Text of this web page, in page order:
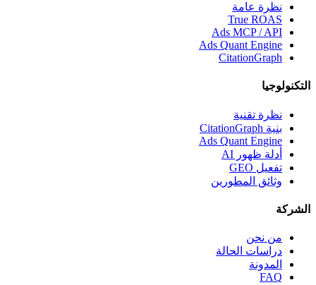
نظرة عامة
True ROAS
Ads MCP / API
Ads Quant Engine
CitationGraph
التكنولوجيا
نظرة تقنية
بنية CitationGraph
Ads Quant Engine
أدلة ظهور AI
تفعيل GEO
وثائق المطورين
الشركة
من نحن
دراسات الحالة
المدونة
FAQ